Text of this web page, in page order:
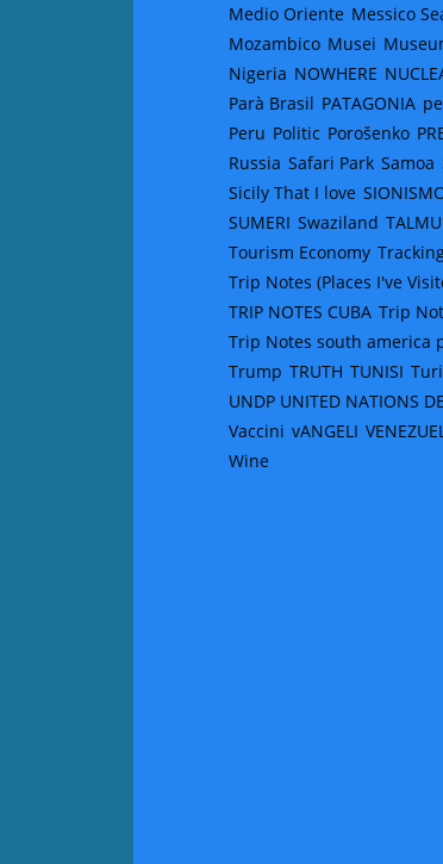
Medio Oriente Messico
Mozambico Musei
Nigeria NOWHERE
Parà Brasil PATAGONIA
Peru Politic Porošenko
Russia Safari Park Samoa
Sicily That I love
SUMERI Swaziland
Tourism Economy
Trip Notes (Places I've
TRIP NOTES CUBA Trip
Trip Notes south america
Trump TRUTH TUNISI
UNDP UNITED NATIONS
Vaccini vANGELI
Wine